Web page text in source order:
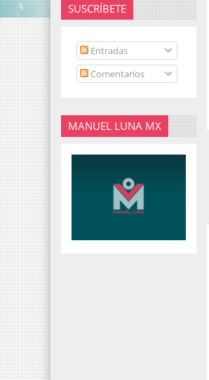
SUSCRÍBETE
Entradas
Comentarios
MANUEL LUNA MX